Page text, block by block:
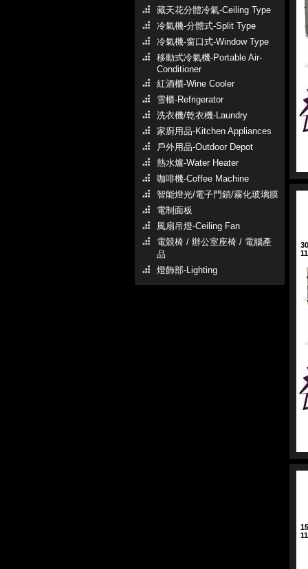
藏天花分體冷氣-Ceiling Type
冷氣機-分體式-Split Type
冷氣機-窗口式-Window Type
移動式冷氣機-Portable Air-
Conditioner
紅酒櫃-Wine Cooler
雪櫃-Refrigerator
洗衣機/乾衣機-Laundry
家廚用品-Kitchen Appliances
戶外用品-Outdoor Depot
熱水爐-Water Heater
咖啡機-Coffee Machine
智能燈光/電子門鎖/霧化玻璃膜
電制面板
風扇吊燈-Ceiling Fan
電競椅 / 辦公室座椅 / 電腦產
品
燈飾部-Lighting